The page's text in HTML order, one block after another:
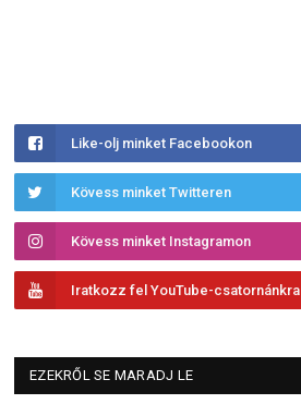
Like-olj minket Facebookon
Kövess minket Twitteren
Kövess minket Instagramon
Iratkozz fel YouTube-csatornánkra
EZEKRŐL SE MARADJ LE